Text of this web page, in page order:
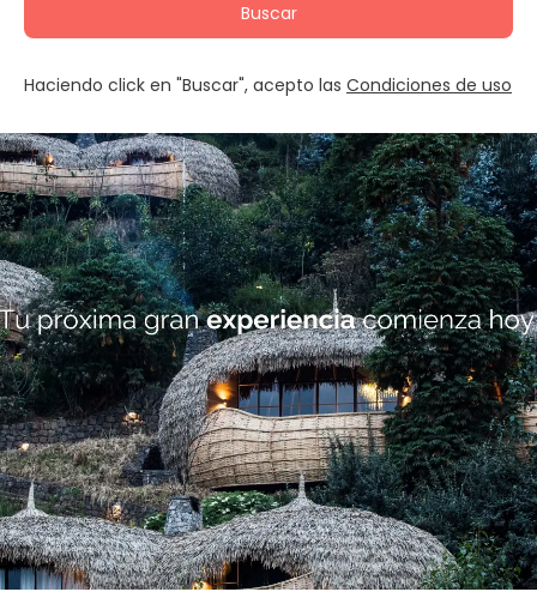
Buscar
Haciendo click en "Buscar", acepto las Condiciones de uso